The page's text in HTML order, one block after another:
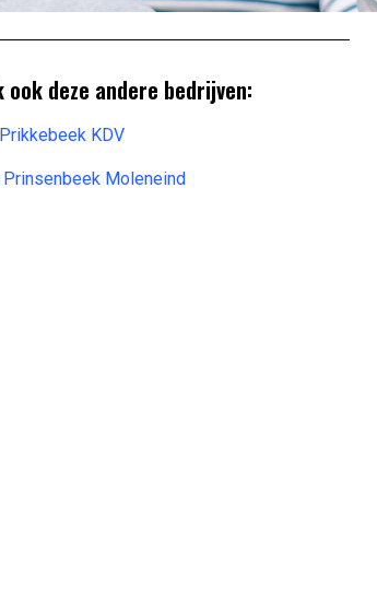
ook deze andere bedrijven:
KDV
Prinsenbeek Moleneind